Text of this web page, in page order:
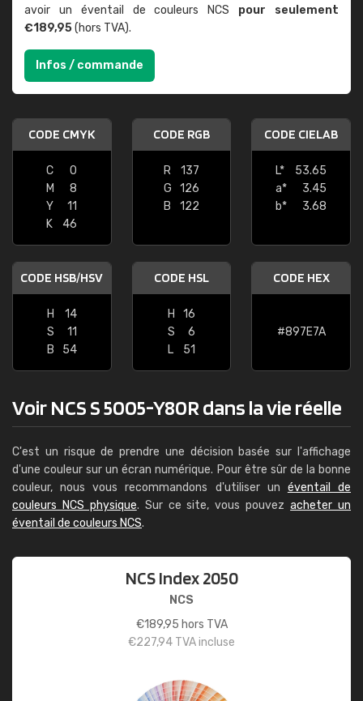
avoir un éventail de couleurs NCS pour seulement
€189,95(hors TVA).
Infos / commande
CODE CMYK
C
0
M
8
Y
11
K
46
CODE RGB
R
137
G
126
B
122
CODE CIELAB
L*
53.65
a*
3.45
b*
3.68
CODE HSB/HSV
H
14
S
11
B
54
CODE HSL
H
16
S
6
L
51
CODE HEX
#897E7A
Voir NCS S 5005-Y80R dans la vie réelle
C'est un risque de prendre une décision basée sur l'affichage
d'une couleur sur un écran numérique. Pour être sûr de la bonne
couleur, nous vous recommandons d'utiliser un éventail de
couleurs NCS physique. Sur ce site, vous pouvezacheter un
éventail de couleurs NCS.
NCS Index 2050
NCS
€189,95 hors TVA
€227,94 TVA incluse